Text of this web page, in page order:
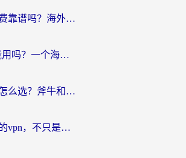
雷霆加速下载免费靠谱吗？海外党选回国加速器的避坑指南（附热门工具对比）
NordVPN 回国能用吗？一个海外用户必须面对的真实困境
海外回国加速器怎么选？斧牛和海龟哪个好？一篇帮你避开坑的实用指南
从匈牙利回国内的vpn，不只是为了刷剧那么简单